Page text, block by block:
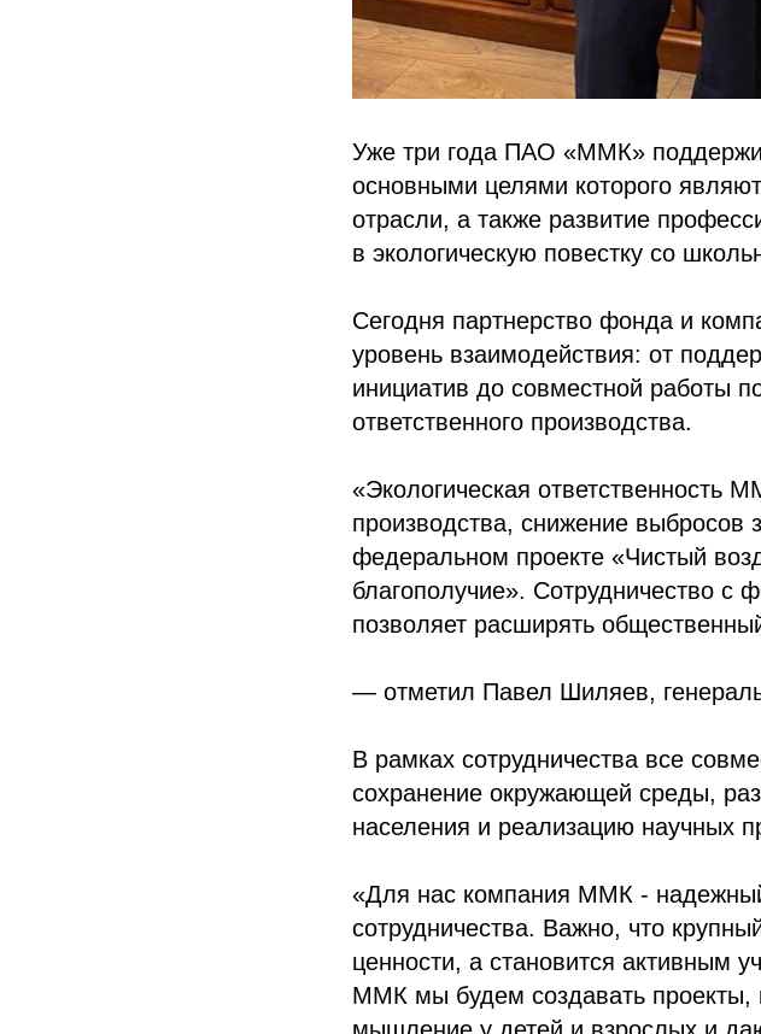
Уже три года ПАО «ММК»
основными целями которого
отрасли, а также развитие
в экологическую повестку со
Сегодня партнерство фонда и
уровень взаимодействия: от
инициатив до совместной работы
ответственного производства.
«Экологическая ответственность
производства, снижение выбросов
федеральном проекте «Чистый
благополучие». Сотрудничество с
позволяет расширять
— отметил Павел Шиляев,
В рамках сотрудничества все
сохранение окружающей среды,
населения и реализацию научных
«Для нас компания ММК -
сотрудничества. Важно, что
ценности, а становится активным
ММК мы будем создавать проекты,